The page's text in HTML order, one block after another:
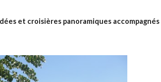
et croisières panoramiques